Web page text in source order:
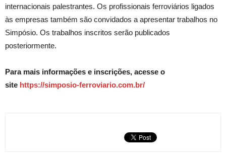
internacionais palestrantes. Os profissionais ferroviários ligados
às empresas também são convidados a apresentar trabalhos no
Simpósio. Os trabalhos inscritos serão publicados
posteriormente.
Para mais informações e inscrições, acesse o
site https://simposio-ferroviario.com.br/